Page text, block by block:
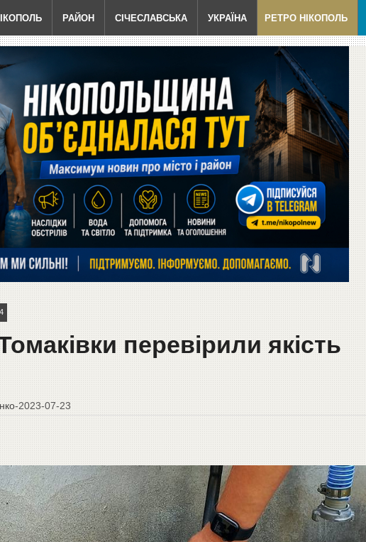
РАЙОН СІЧЕСЛАВСЬКА УКРАЇНА РЕТРО НІКОПОЛЬ
4
перевірили якість
-2023-07-23